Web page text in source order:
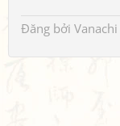
Đăng bởi Vanachi